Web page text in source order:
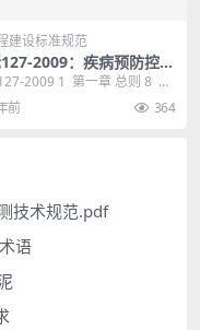
建设标准规范
2009：疾病预防控制
设标准
2009 1 第一章 总则 8 第
设规模与项目构成 9 ...
前 364
技术规范.pdf
语